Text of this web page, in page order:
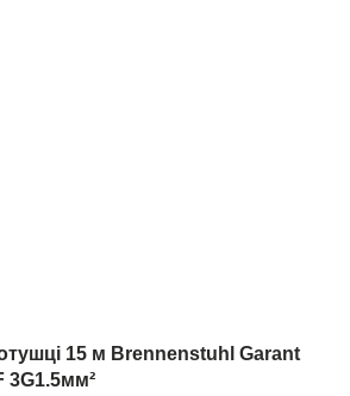
15 м Brennenstuhl Garant
3G1.5мм²